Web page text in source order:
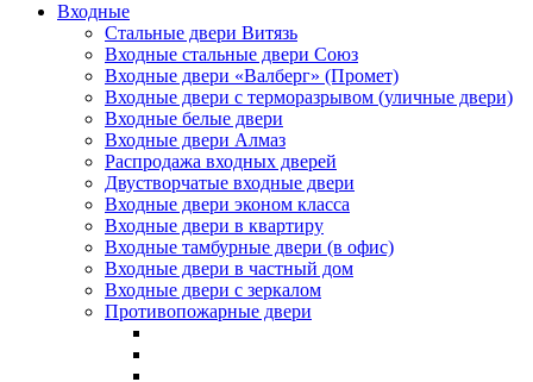
Входные
Стальные двери Витязь
Входные стальные двери Союз
Входные двери «Валберг» (Промет)
Входные двери с терморазрывом (уличные двери)
Входные белые двери
Входные двери Алмаз
Распродажа входных дверей
Двустворчатые входные двери
Входные двери эконом класса
Входные двери в квартиру
Входные тамбурные двери (в офис)
Входные двери в частный дом
Входные двери с зеркалом
Противопожарные двери